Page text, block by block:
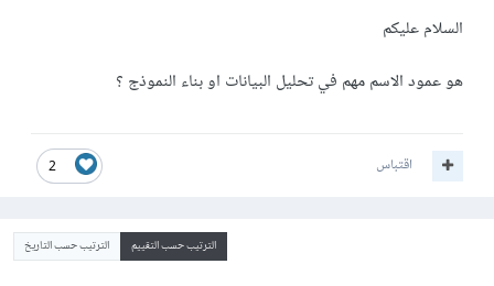
السلام عليكم
هو عمود الاسم مهم في تحليل البيانات او بناء النموذج ؟
2 اقتباس
الترتيب حسب التقييم الترتيب حسب التاريخ